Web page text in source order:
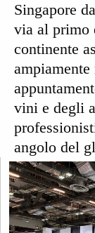
Singapore
via al primo
continente
vini e degli
angolo del